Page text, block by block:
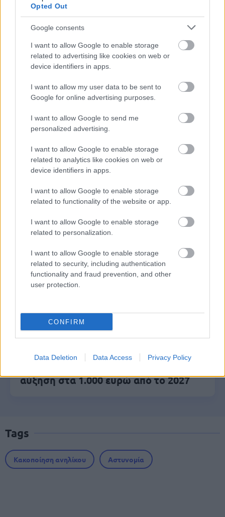
Opted Out
Google consents
I want to allow Google to enable storage
related to advertising like cookies on web or
device identifiers in apps.
I want to allow my user data to be sent to
Google for online advertising purposes.
I want to allow Google to send me
personalized advertising.
I want to allow Google to enable storage
related to analytics like cookies on web or
device identifiers in apps.
I want to allow Google to enable storage
related to functionality of the website or app.
I want to allow Google to enable storage
related to personalization.
I want to allow Google to enable storage
related to security, including authentication
functionality and fraud prevention, and other
user protection.
CONFIRM
Data Deletion Data Access Privacy Policy
Μάθε πρώτος όλες τις σημαντικές
ειδήσεις.
αναζήτησης της Google
Δημοφιλείς Ειδήσεις
ΑΣΕΠ: Αυτές είναι οι δύο επόμενες
ΑΣΕΠ: Νέος γραπτός διαγωνισμός -
Μόνιμοι στο υπουργείο Εξωτερικών
ΔΥΠΑ: 1.000 προσλήψεις με μισθό έως
1.250€ - Πού θα κάνετε αίτηση
αύξηση στα 1.000 ευρώ από το 2027
Tags
Κακοποίηση ανηλίκου Αστυνομία